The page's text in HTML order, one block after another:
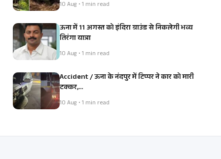
10 Aug • 1 min read
ऊना में 11 अगस्त को इंदिरा ग्राउंड से निकलेगी भव्य
तिरंगा यात्रा
10 Aug • 1 min read
Accident / ऊना के नंदपुर में टिप्पर ने कार को मारी
टक्कर,…
10 Aug • 1 min read